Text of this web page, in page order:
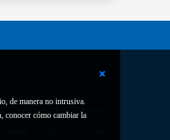
de manera no intrusiva.
conocer cómo cambiar la
Declaración de accesibilidad